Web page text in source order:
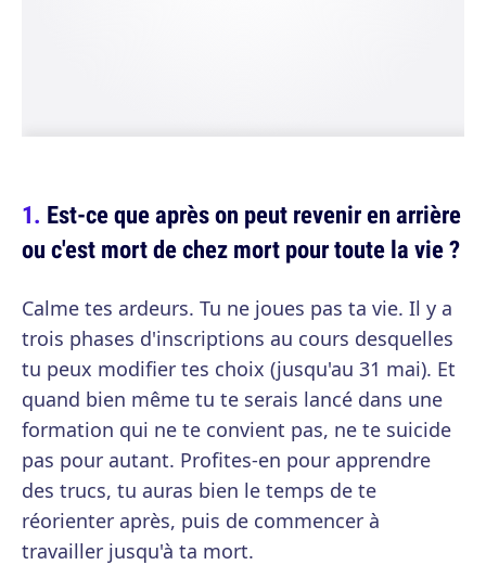
Est-ce que après on peut revenir en arrière
ou c'est mort de chez mort pour toute la vie ?
Calme tes ardeurs. Tu ne joues pas ta vie. Il y a
trois phases d'inscriptions au cours desquelles
tu peux modifier tes choix (jusqu'au 31 mai). Et
quand bien même tu te serais lancé dans une
formation qui ne te convient pas, ne te suicide
pas pour autant. Profites-en pour apprendre
des trucs, tu auras bien le temps de te
réorienter après, puis de commencer à
travailler jusqu'à ta mort.